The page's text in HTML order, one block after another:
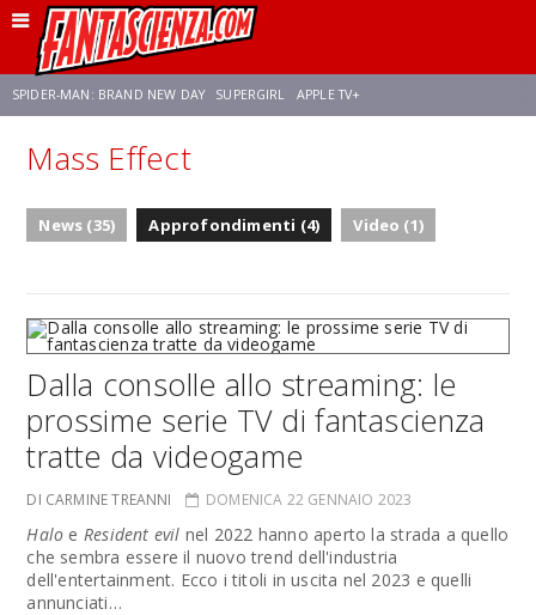
SPIDER-MAN: BRAND NEW DAY SUPERGIRL APPLE TV+
FRANCO RICCIARDIELLO ZENDAYA
Mass Effect
News (35) Approfondimenti (4) Video (1)
Dalla consolle allo streaming: le
prossime serie TV di fantascienza
tratte da videogame
DI CARMINE TREANNI DOMENICA 22 GENNAIO 2023
Halo e Resident evil nel 2022 hanno aperto la strada a quello
che sembra essere il nuovo trend dell'industria
dell'entertainment. Ecco i titoli in uscita nel 2023 e quelli
annunciati…